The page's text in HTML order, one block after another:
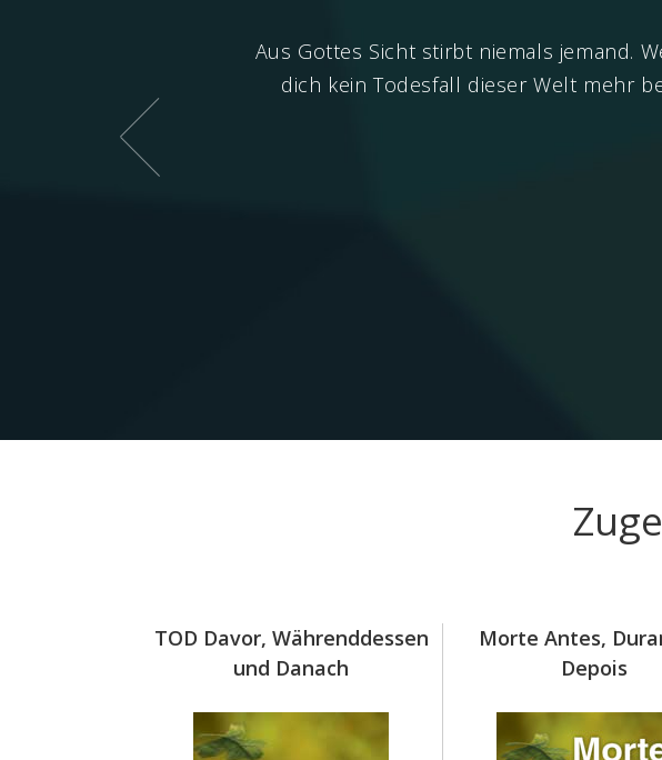
Aus Gottes Sicht stirbt niemals jemand.
dich kein Todesfall dieser Welt mehr
TOD Davor, Währenddessen
und Danach
Morte Antes,
Depois